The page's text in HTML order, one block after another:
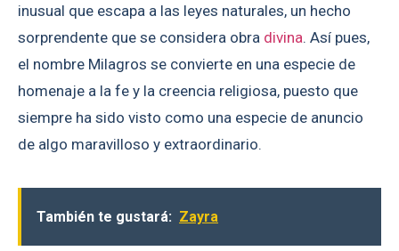
inusual que escapa a las leyes naturales, un hecho
sorprendente que se considera obra divina. Así pues,
el nombre Milagros se convierte en una especie de
homenaje a la fe y la creencia religiosa, puesto que
siempre ha sido visto como una especie de anuncio
de algo maravilloso y extraordinario.
También te gustará: Zayra